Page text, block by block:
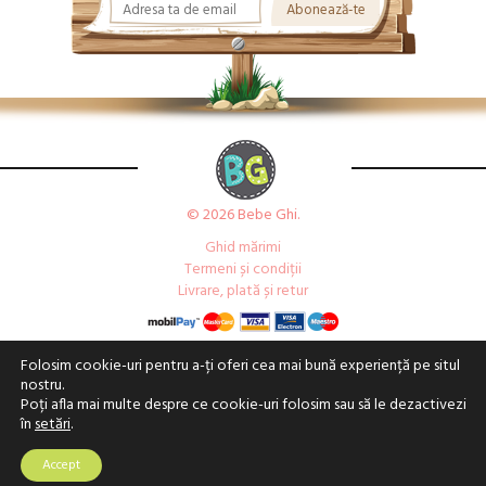
© 2026 Bebe Ghi.
Ghid mărimi
Termeni și condiții
Livrare, plată și retur
Folosim cookie-uri pentru a-ți oferi cea mai bună experiență pe situl
nostru.
Poți afla mai multe despre ce cookie-uri folosim sau să le dezactivezi
însetări.
Accept